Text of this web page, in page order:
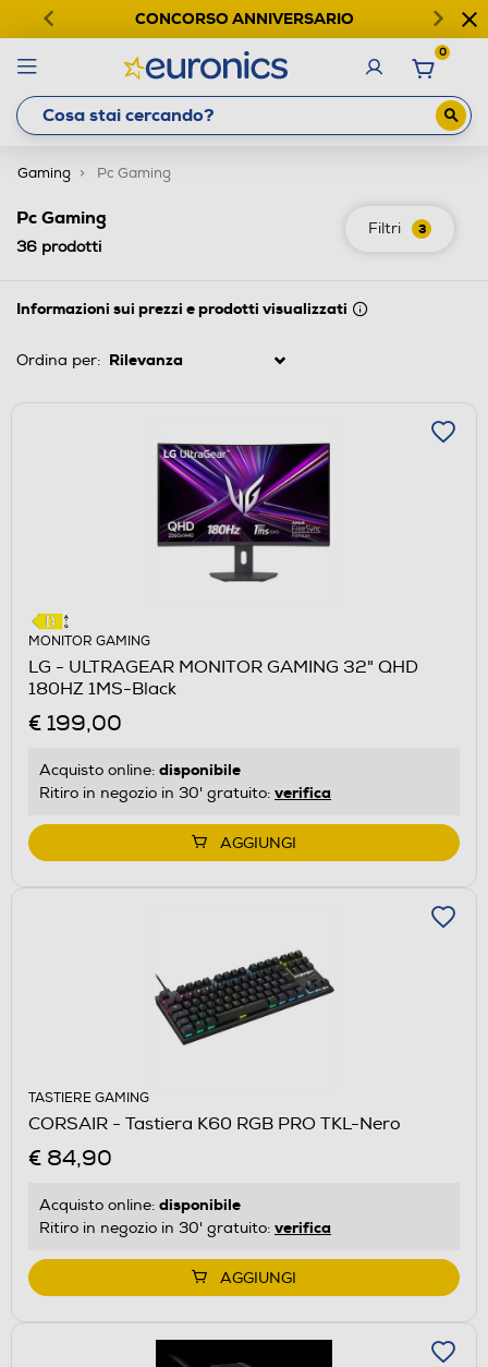
CONCORSO ANNIVERSARIO
0
Gaming Pc Gaming
Filtri 3
Pc Gaming
36 prodotti
Informazioni sui prezzi e prodotti visualizzati
Ordina per:
MONITOR GAMING
LG - ULTRAGEAR MONITOR GAMING 32" QHD
180HZ 1MS-Black
€ 199,00
Acquisto online: disponibile
Ritiro in negozio in 30' gratuito: verifica
AGGIUNGI
TASTIERE GAMING
CORSAIR - Tastiera K60 RGB PRO TKL-Nero
€ 84,90
Acquisto online: disponibile
Ritiro in negozio in 30' gratuito: verifica
AGGIUNGI